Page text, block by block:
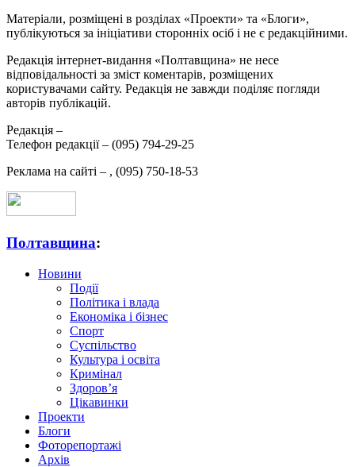
Матеріали, розміщені в розділах «Проекти» та «Блоги»,
публікуються за ініціативи сторонніх осіб і не є редакційними.
Редакція інтернет-видання «Полтавщина» не несе
відповідальності за зміст коментарів, розміщених
користувачами сайту. Редакція не завжди поділяє погляди
авторів публікацій.
Редакція –
Телефон редакції – (095) 794-29-25
Реклама на сайті – , (095) 750-18-53
Полтавщина:
Новини
Події
Політика і влада
Економіка і бізнес
Спорт
Суспільство
Культура і освіта
Кримінал
Здоров’я
Цікавинки
Проекти
Блоги
Фоторепортажі
Архів